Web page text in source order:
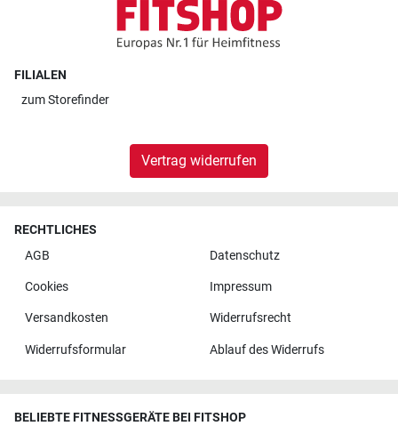
FILIALEN
zumStorefinder
Vertrag widerrufen
RECHTLICHES
AGB
Datenschutz
Cookies Impressum
Versandkosten Widerrufsrecht
Widerrufsformular Ablauf des Widerrufs
BELIEBTE FITNESSGERÄTE BEI FITSHOP